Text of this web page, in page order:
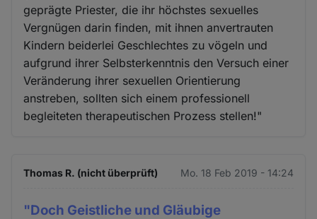
geprägte Priester, die ihr höchstes sexuelles
Vergnügen darin finden, mit ihnen anvertrauten
Kindern beiderlei Geschlechtes zu vögeln und
aufgrund ihrer Selbsterkenntnis den Versuch einer
Veränderung ihrer sexuellen Orientierung
anstreben, sollten sich einem professionell
begleiteten therapeutischen Prozess stellen!"
Thomas R. (nicht überprüft) Mo. 18 Feb 2019 - 14:24
"Doch Geistliche und Gläubige